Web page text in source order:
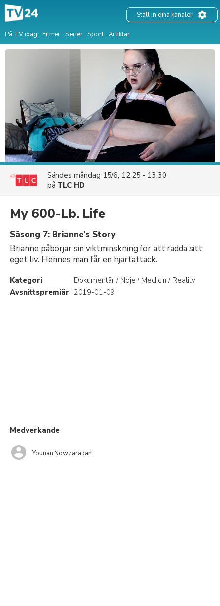
På TV idag Filmer Serier Sport Artiklar
Ställ in dina kanaler
Sändes måndag 15/6, 12:25 - 13:30
på TLC HD
My 600-Lb. Life
Säsong 7: Brianne's Story
Brianne påbörjar sin viktminskning för att rädda sitt
eget liv. Hennes man får en hjärtattack.
Kategori
Dokumentär / Nöje / Medicin / Reality
Avsnittspremiär 2019-01-09
Medverkande
Younan Nowzaradan